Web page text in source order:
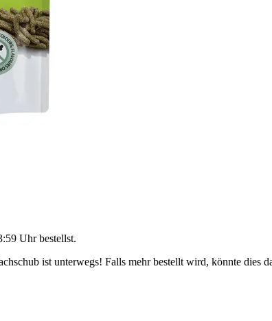
Uhrbestellst.
ist unterwegs! Falls mehr bestellt wird, könnte dies